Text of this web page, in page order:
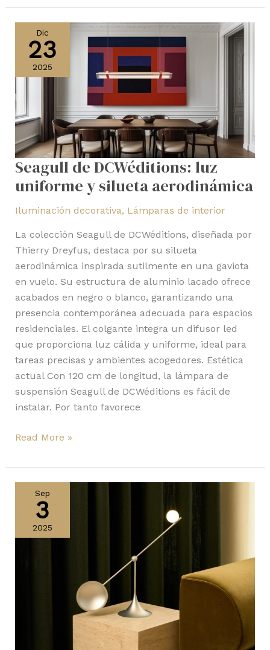
Dic
23
2025
Seagull de DCWéditions: luz
uniforme y silueta aerodinámica
Iluminación decorativa, Lámparas de interior
La colección Seagull de DCWéditions, diseñada por
Thierry Dreyfus, destaca por su silueta
aerodinámica inspirada sutilmente en una gaviota
en vuelo. Su estructura de aluminio lacado ofrece
acabados en negro o blanco, garantizando una
presencia contemporánea adecuada para espacios
residenciales. El colgante integra un difusor led
que proporciona luz cálida y uniforme, ideal para
tareas precisas y ambientes acogedores. Estética
actual Con 120 cm de longitud, la lámpara de
suspensión Seagull de DCWéditions es fácil de
instalar. Por tanto favorece
DCWéditions:
uniforme
y
silueta
aerodinámica
Read More »
Sep
3
2025
Lumio,
premiada
con